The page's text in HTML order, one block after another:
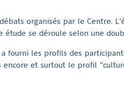
organisés par le Centre.
se déroule selon une
fourni les profils des
encore et surtout le profil